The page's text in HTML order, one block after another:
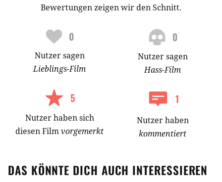
Bewertungen zeigen wir den Schnitt.
0
Nutzersagen
Lieblings-Film
0
Nutzersagen
Hass-Film
5
Nutzerhabensich
diesen Filmvorgemerkt
1
Nutzer haben
kommentiert
DAS KÖNNTE DICH AUCH INTERESSIEREN